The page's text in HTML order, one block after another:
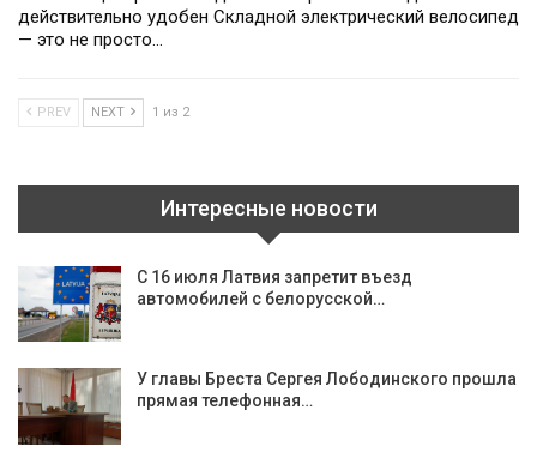
действительно удобен Складной электрический велосипед
— это не просто…
PREV NEXT 1 из 2
Интересные новости
С 16 июля Латвия запретит въезд
автомобилей с белорусской…
У главы Бреста Сергея Лободинского прошла
прямая телефонная…